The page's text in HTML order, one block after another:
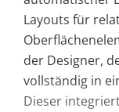
Layouts für
der Designer,
vollständig in
Dieser